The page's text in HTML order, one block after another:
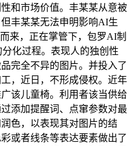
和市场价值。丰某某从意被
丰某某无法申明影响AI生
来，正在掌管下，包罗AI制
化过程。表现人的独创性
完全不异的图片。并投入了
，近日，不形成侵权。近年
该儿童椅。利用者该当供给
添加提醒词、点窜参数对最
色，以表现其对图片的结
或者线条等表达要素做出了